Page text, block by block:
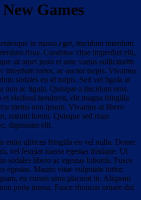
New Games
in massa eget, tincidunt interdum
risus. Curabitur vitae imperdiet elit,
sit amet justo et ante varius sollicitudin
interdum tortor, ac auctor turpis. Vivamus
sodales eu id turpis. Sed vel ligula at
non ac ligula. Quisque a tincidunt eros.
et eleifend hendrerit, elit magna fringilla
metus non ipsum. Vivamus at libero
rutrum lorem. Quisque sed risus
dignissim elit.
enim ultrices fringilla eu vel nulla. Donec
vel feugiat massa egestas tristique. Ut
sodales libero ac egestas lobortis. Fusce
egestas. Mauris vitae vulputate tortor.
eu cursus urna placerat in. Aliquam
porta massa. Fusce rhoncus ornare dui